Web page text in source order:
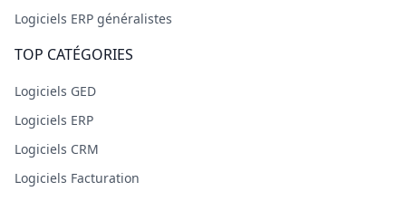
Logiciels ERP généralistes
TOP CATÉGORIES
Logiciels GED
Logiciels ERP
Logiciels CRM
Logiciels Facturation